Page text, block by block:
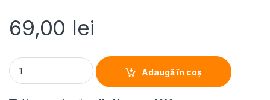
69,00 lei
BLENDER PORTABIL FRAM FBP-P74BL, Acumulator 7.4V,
Adaugă în coș